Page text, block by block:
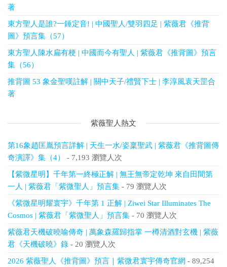
著
東方聖人是誰?一錘定音! | 中國聖人/雙羽四足 | 紫薇君《推背
圖》預言集（57）
東方聖人陳水扁有梗 | 中國而今有聖人 | 紫薇君《推背圖》預言
集（56）
推背圖 53 象金聖嘆註解 | 關中天子/禮賢下士 | 李淳風袁天罡合
著
紫薇聖人熱文
第16象趙匡胤預言詳解 | 天生一水/姿稟聖武 | 紫薇君《推背圖傳
奇演譯》集（4）
- 7,193 瀏覽人次
【紫微星明】千年第一終極正解 | 無王無帝定乾坤 來自田間第
一人 | 紫薇君「紫微聖人」預言集 - 79 瀏覽人次
《紫微星明耀寰宇》千年第 1 正解 | Ziwei Star Illuminates The
Cosmos | 紫薇君「紫微聖人」預言集 - 70 瀏覽人次
紫薇君天機破曉喻傳奇 | 萬象森羅歸指掌 一樽清酒對玄機 | 紫薇
君《天機破曉》錄 - 20 瀏覽人次
2026 紫薇聖人《推背圖》預言｜紫微君寰宇傳奇官網 - 89,254